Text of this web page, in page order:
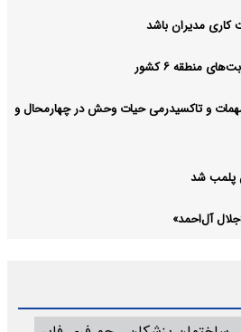
کاری مدیران باشد
منطقه ۶ کشور
و تاکسیدرمی حیات وحش در چهارمحال و
آل‌احمد»